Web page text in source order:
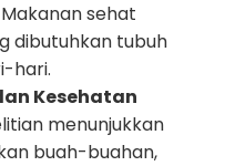
sehat
dibutuhkan tubuh
hari.
Kesehatan
menunjukkan
buah-buahan,